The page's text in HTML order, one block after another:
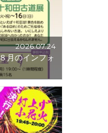
2026.07.24
月のインフォ